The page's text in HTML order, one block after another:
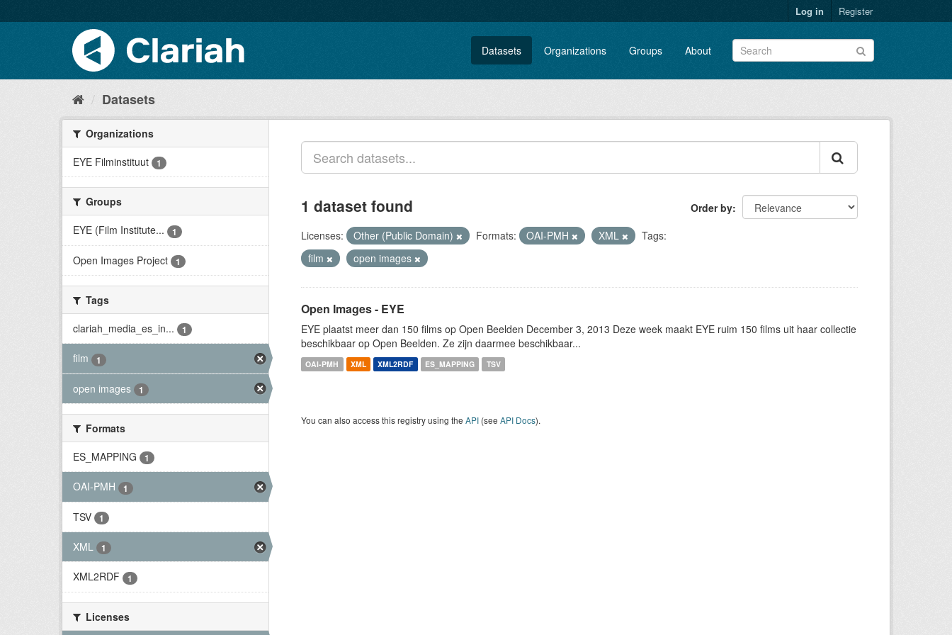
Log in Register
Datasets Organizations Groups About
Datasets
Organizations
EYE Filminstituut
1
Groups
EYE (Film Institute...
1
Open Images Project 1
Tags
clariah_media_es_in...
1
film 1
open images 1
Formats
ES_MAPPING
1
OAI-PMH 1
TSV 1
XML 1
XML2RDF 1
Licenses
Order by
1 dataset found
Licenses: Other (Public Domain) Formats: OAI-PMH XML
Tags:
film
open images
Open Images - EYE
EYE plaatst meer dan 150 films op Open Beelden December 3, 2013 Deze week maakt EYE ruim 150 films uit haar collectie
beschikbaar op Open Beelden. Ze zijn daarmee beschikbaar...
OAI-PMH XML XML2RDF ES_MAPPING TSV
You can also access this registry using the API (see API Docs).